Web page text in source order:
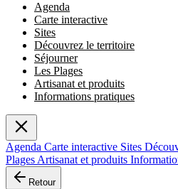
Agenda
Carte interactive
Sites
Découvrez le territoire
Séjourner
Les Plages
Artisanat et produits
Informations pratiques
Agenda Carte interactive Sites
Plages Artisanat et produits
Retour